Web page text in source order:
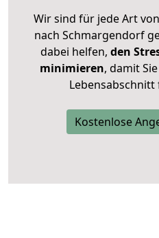
Wir sind für jede Art
nach Schmargendorf
dabei helfen, den
minimieren, damit
Kostenlose